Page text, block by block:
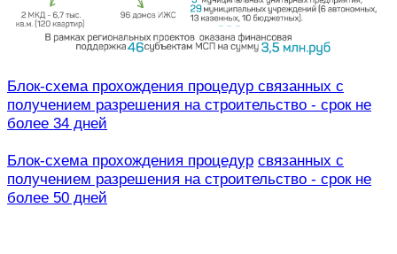
Блок-схема прохождения процедур связанных с
получением разрешения на строительство - срок не
более 34 дней
Блок-схема прохождения процедур связанных с
получением разрешения на строительство - срок не
более 50 дней